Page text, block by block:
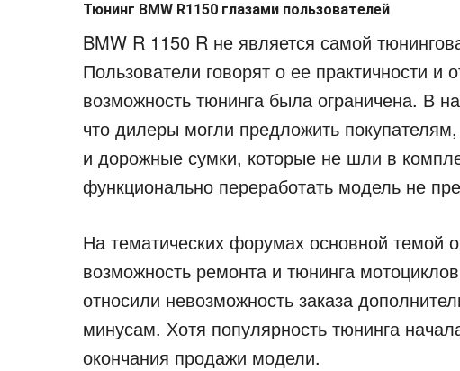
Тюнинг BMW R1150 глазами пользователей
BMW R 1150 R не является самой
Пользователи говорят о ее практичности и
возможность тюнинга была ограничена. В
что дилеры могли предложить
и дорожные сумки, которые не шли в
функционально переработать модель не
На тематических форумах основной темой
возможность ремонта и тюнинга
относили невозможность заказа
минусам. Хотя популярность тюнинга
окончания продажи модели.